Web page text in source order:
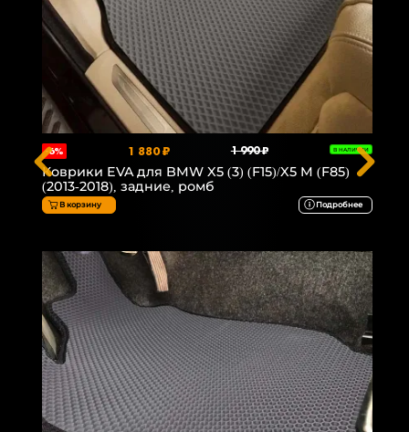
-6% 1 880 ₽ 1 990 ₽ В НАЛИЧИИ
Коврики EVA для BMW X5 (3) (F15)/X5 M (F85)
(2013-2018), задние, ромб
В корзину Подробнее